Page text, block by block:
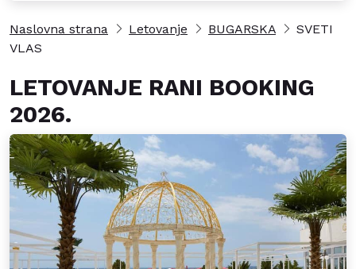
Naslovna strana Letovanje BUGARSKA
SVETI
VLAS
LETOVANJE RANI BOOKING
2026.